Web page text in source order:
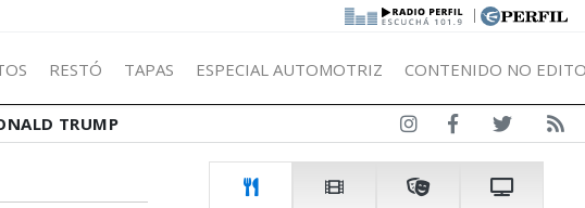
|
RESTÓ TAPAS ESPECIAL AUTOMOTRIZ CONTENIDO NO
TRUMP